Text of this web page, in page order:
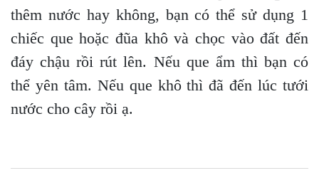
thêm nước hay không, bạn có thể sử dụng 1
chiếc que hoặc đũa khô và chọc vào đất đến
đáy chậu rồi rút lên. Nếu que ẩm thì bạn có
thể yên tâm. Nếu que khô thì đã đến lúc tưới
nước cho cây rồi ạ.